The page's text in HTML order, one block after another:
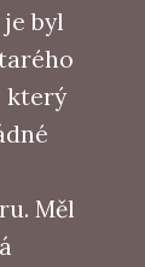
byl
který
Měl